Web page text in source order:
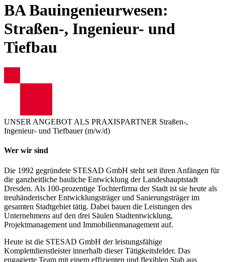
BA Bauingenieurwesen:
Straßen-, Ingenieur- und
Tiefbau
UNSER ANGEBOT ALS PRAXISPARTNER Straßen-,
Ingenieur- und Tiefbauer (m/w/d)
Wer wir sind
Die 1992 gegründete STESAD GmbH steht seit ihren Anfängen für
die ganzheitliche bauliche Entwicklung der Landeshauptstadt
Dresden. Als 100-prozentige Tochterfirma der Stadt ist sie heute als
treuhänderischer Entwicklungsträger und Sanierungsträger im
gesamten Stadtgebiet tätig. Dabei bauen die Leistungen des
Unternehmens auf den drei Säulen Stadtentwicklung,
Projektmanagement und Immobilienmanagement auf.
Heute ist die STESAD GmbH der leistungsfähige
Komplettdienstleister innerhalb dieser Tätigkeitsfelder. Das
engagierte Team mit einem effizienten und flexiblen Stab aus